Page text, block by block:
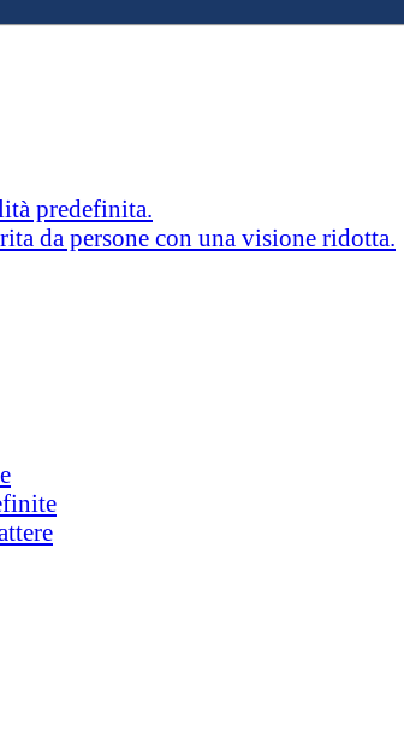
predefinita.
da persone con una visione ridotta.